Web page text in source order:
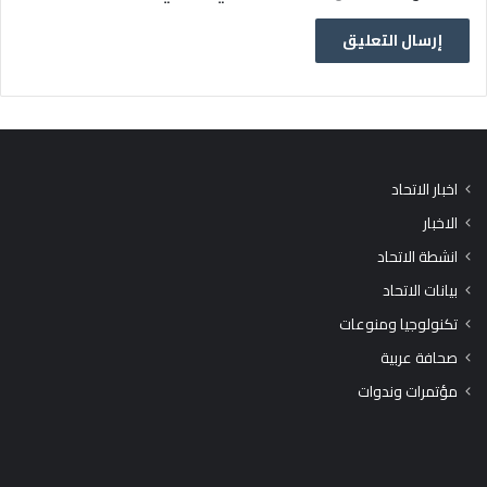
اخبار الاتحاد
الاخبار
انشطة الاتحاد
بيانات الاتحاد
تكنولوجيا ومنوعات
صحافة عربية
مؤتمرات وندوات